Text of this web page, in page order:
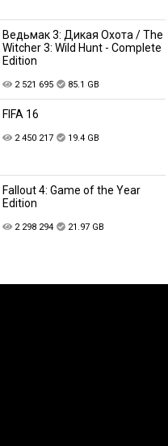
Ведьмак 3: Дикая Охота / The
Witcher 3: Wild Hunt - Complete
Edition
2 521 695 85.1 GB
FIFA 16
2 450 217 19.4 GB
Fallout 4: Game of the Year
Edition
2 298 294 21.97 GB